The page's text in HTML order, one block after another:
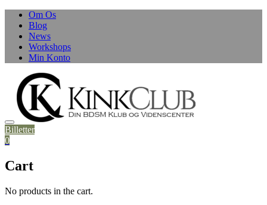
Skip
content
Om Os
Blog
News
Workshops
Min Konto
Billetter
0
Cart
No products in the cart.